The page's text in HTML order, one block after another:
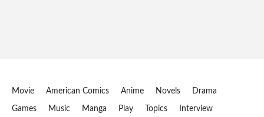
Movie American Comics Anime Novels Drama
Games Music Manga Play Topics Interview